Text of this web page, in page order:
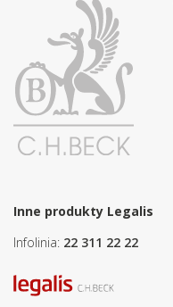
Inne produkty Legalis
Infolinia: 22 311 22 22